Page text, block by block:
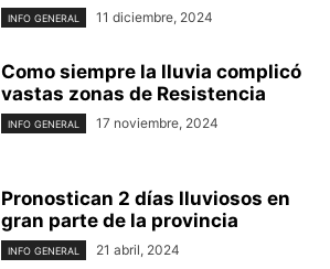
INFO GENERAL 11 diciembre, 2024
Como siempre la lluvia complicó
vastas zonas de Resistencia
INFO GENERAL 17 noviembre, 2024
Pronostican 2 días lluviosos en
gran parte de la provincia
INFO GENERAL 21 abril, 2024